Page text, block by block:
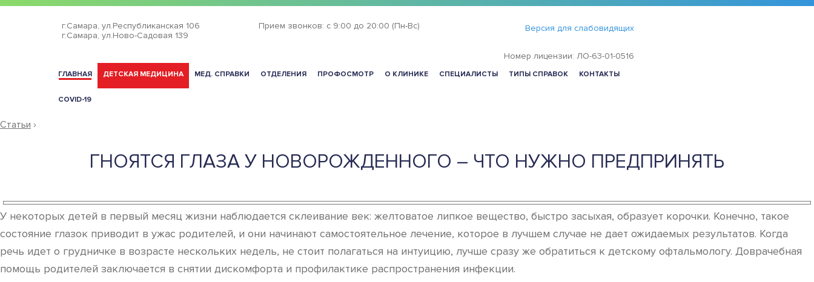
г.Самара, ул.Республиканская 106
г.Самара, ул.Ново-Садовая 139
Прием звонков: с 9:00 до 20:00 (Пн-Вс) Версия для слабовидящих
Номер лицензии: ЛО-63-01-0516
ГЛАВНАЯ ДЕТСКАЯ МЕДИЦИНА МЕД. СПРАВКИ ОТДЕЛЕНИЯ ПРОФОСМОТР О КЛИНИКЕ СПЕЦИАЛИСТЫ ТИПЫ СПРАВОК КОНТАКТЫ
COVID-19
Статьи ›
ГНОЯТСЯ ГЛАЗА У НОВОРОЖДЕННОГО – ЧТО НУЖНО ПРЕДПРИНЯТЬ
У некоторых детей в первый месяц жизни наблюдается склеивание век: желтоватое липкое вещество, быстро засыхая, образует корочки. Конечно, такое
состояние глазок приводит в ужас родителей, и они начинают самостоятельное лечение, которое в лучшем случае не дает ожидаемых результатов. Когда
речь идет о грудничке в возрасте нескольких недель, не стоит полагаться на интуицию, лучше сразу же обратиться к детскому офтальмологу. Доврачебная
помощь родителей заключается в снятии дискомфорта и профилактике распространения инфекции.